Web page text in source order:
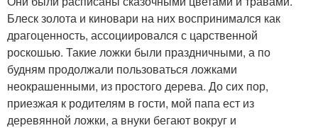
Блеск золота и киновари на них воспринимался как
драгоценность, ассоциировался с царственной
роскошью. Такие ложки были праздничными, а по
будням продолжали пользоваться ложками
неокрашенными, из простого дерева. До сих пор,
приезжая к родителям в гости, мой папа ест из
деревянной ложки, а внуки бегают вокруг и